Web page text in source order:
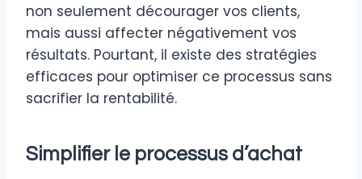
non seulement décourager vos clients,
mais aussi affecter négativement vos
résultats. Pourtant, il existe des stratégies
efficaces pour optimiser ce processus sans
sacrifier la rentabilité.
Simplifier le processus d’achat